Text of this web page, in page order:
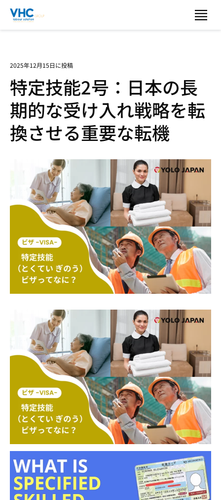
2025年12月15日に投稿
特定技能2号：日本の長
期的な受け入れ戦略を転
換させる重要な転機